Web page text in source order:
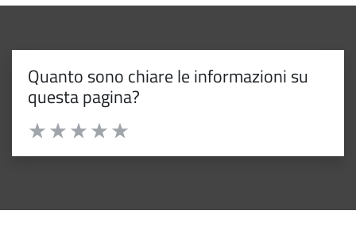
Quanto sono chiare le informazioni su
questa pagina?
Valuta da 1 a 5 stelle la pagina